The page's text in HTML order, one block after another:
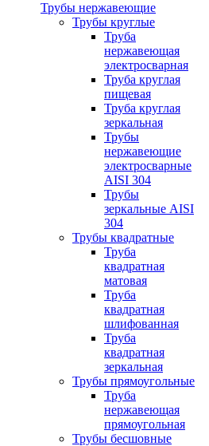
Трубы нержавеющие
Трубы круглые
Труба
нержавеющая
электросварная
Труба круглая
пищевая
Труба круглая
зеркальная
Трубы
нержавеющие
электросварные
AISI 304
Трубы
зеркальные AISI
304
Трубы квадратные
Труба
квадратная
матовая
Труба
квадратная
шлифованная
Труба
квадратная
зеркальная
Трубы прямоугольные
Труба
нержавеющая
прямоугольная
Трубы бесшовные